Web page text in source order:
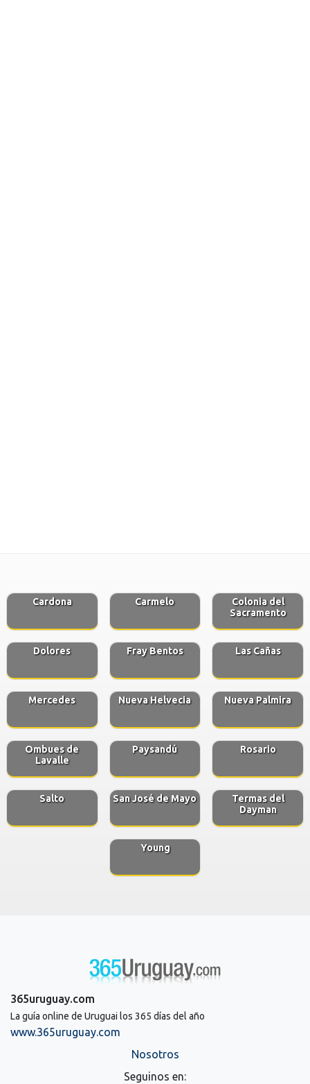
Cardona Carmelo
Colonia del
Sacramento
Dolores Fray Bentos Las Cañas
Mercedes Nueva Helvecia Nueva Palmira
Ombues de
Lavalle
Paysandú Rosario
Salto San José de Mayo
Termas del
Dayman
Young
365uruguay.com
La guía online de Uruguai los 365 días del año
www.365uruguay.com
Nosotros
Seguinos en: